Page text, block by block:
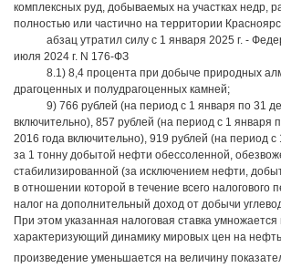
комплексных руд, добываемых на участках недр,
полностью или частично на территории
абзац утратил силу с 1 января 2025 г. -
июля 2024 г. N 176-ФЗ
8.1) 8,4 процента при добыче природных
драгоценных и полудрагоценных камней;
9) 766 рублей (на период с 1 января по 31
включительно), 857 рублей (на период с 1 января
2016 года включительно), 919 рублей (на период с
за 1 тонну добытой нефти обессоленной,
стабилизированной (за исключением нефти,
в отношении которой в течение всего налогового
налог на дополнительный доход от добычи
При этом указанная налоговая ставка
характеризующий динамику мировых цен на
произведение уменьшается на величину